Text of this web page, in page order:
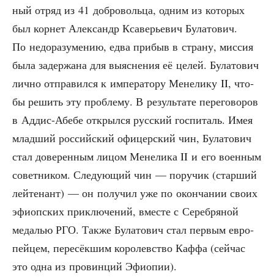
ный отряд из 41 доб­ро­воль­ца, одним из кото­рых
был кор­нет Алек­сандр Кса­ве­рье­вич Була­то­вич.
По недо­ра­зу­ме­нию, едва при­быв в стра­ну, мис­сия
была задер­жа­на для выяс­не­ния её целей. Була­то­вич
лич­но отпра­вил­ся к импе­ра­то­ру Мене­ли­ку II, что­
бы решить эту про­бле­му. В резуль­та­те пере­го­во­ров
в Аддис-Абе­бе открыл­ся рус­ский гос­пи­таль. Имея
млад­ший рос­сий­ский офи­цер­ский чин, Була­то­вич
стал дове­рен­ным лицом Мене­ли­ка II и его воен­ным
совет­ни­ком. Сле­ду­ю­щий чин — пору­чик (стар­ший
лей­те­нант) — он полу­чил уже по окон­ча­нии сво­их
эфи­оп­ских при­клю­че­ний, вме­сте с Сереб­ря­ной
меда­лью РГО. Так­же Була­то­вич стал пер­вым евро­
пей­цем, пере­сёк­шим коро­лев­ство Каф­фа (сей­час
это одна из про­вин­ций Эфиопии).